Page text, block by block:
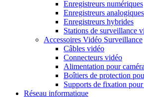
Enregistreurs numériques
Enregistreurs analogiques
Enregistreurs hybrides
Stations de surveillance
Accessoires Vidéo Surveillance
Câbles vidéo
Connecteurs vidéo
Alimentation pour
Boîtiers de protection
Supports de fixation pour
Réseau informatique